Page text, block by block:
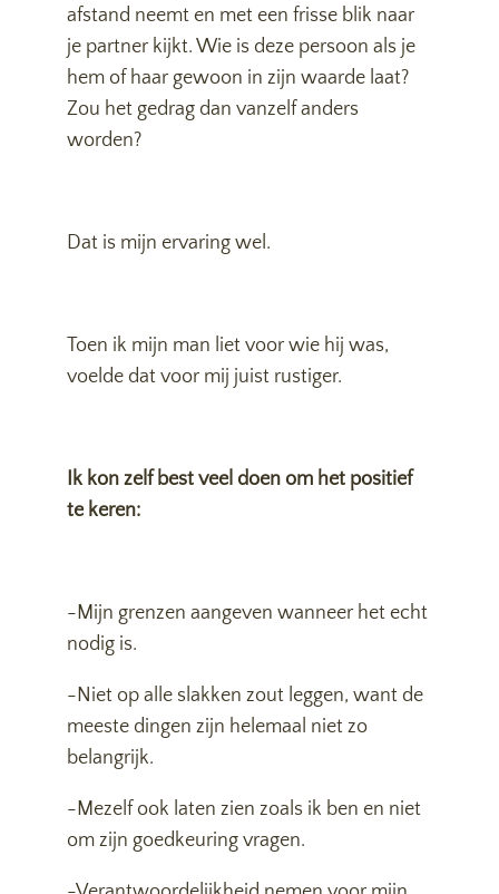
afstand neemt en met een frisse blik naar
je partner kijkt. Wie is deze persoon als je
hem of haar gewoon in zijn waarde laat?
Zou het gedrag dan vanzelf anders
worden?
Dat is mijn ervaring wel.
Toen ik mijn man liet voor wie hij was,
voelde dat voor mij juist rustiger.
Ik kon zelf best veel doen om het positief
te keren:
-Mijn grenzen aangeven wanneer het echt
nodig is.
-Niet op alle slakken zout leggen, want de
meeste dingen zijn helemaal niet zo
belangrijk.
-Mezelf ook laten zien zoals ik ben en niet
om zijn goedkeuring vragen.